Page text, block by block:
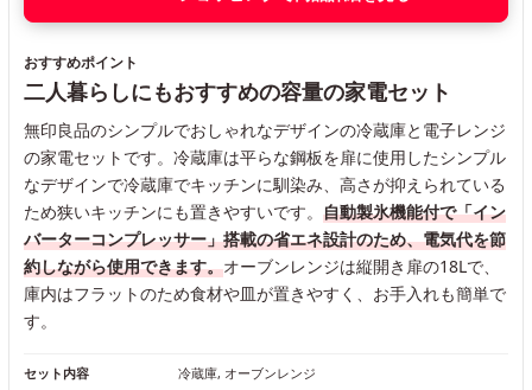
おすすめポイント
二人暮らしにもおすすめの容量の家電セット
無印良品のシンプルでおしゃれなデザインの冷蔵庫と電子レンジ
の家電セットです。冷蔵庫は平らな鋼板を扉に使用したシンプル
なデザインで冷蔵庫でキッチンに馴染み、高さが抑えられている
ため狭いキッチンにも置きやすいです。 自動製氷機能付で「イン
バーターコンプレッサー」搭載の省エネ設計のため、電気代を節
約しながら使用できます。オーブンレンジは縦開き扉の18Lで、
庫内はフラットのため食材や皿が置きやすく、お手入れも簡単で
す。
セット内容 冷蔵庫, オーブンレンジ